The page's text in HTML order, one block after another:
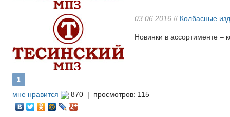
03.06.2016 // Колбасные
Новинки в ассортименте –
1
мне нравится 870 | просмотров: 115